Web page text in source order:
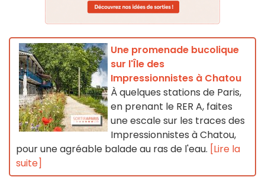
Une promenade bucolique
sur l'Île des
Impressionnistes à Chatou
À quelques stations de Paris,
en prenant le RER A, faites
une escale sur les traces des
Impressionnistes à Chatou,
pour une agréable balade au ras de l'eau. [Lire la
suite]